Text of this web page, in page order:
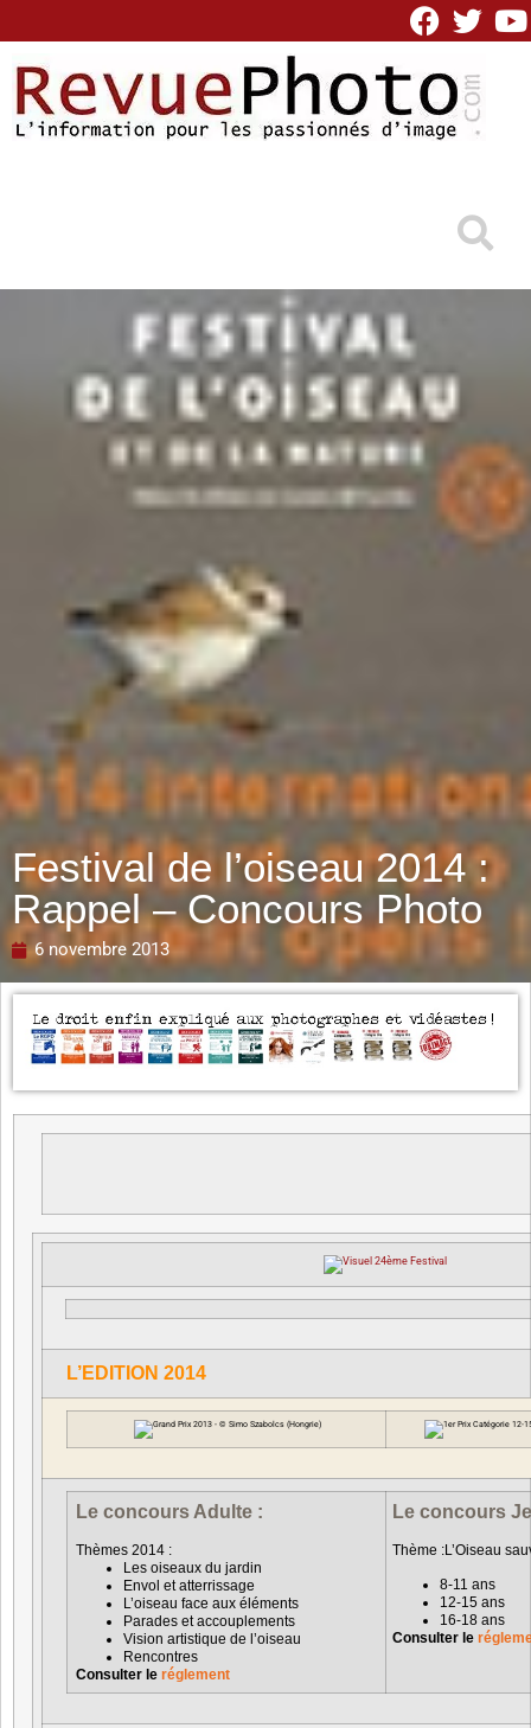
Festival de l’oiseau 2014 :
Rappel – Concours Photo
6 novembre 2013
L’EDITION 2014
Le concours Adulte :
Thèmes 2014 :
Les oiseaux du jardin
Envol et atterrissage
L’oiseau face aux éléments
Parades et accouplements
Vision artistique de l’oiseau
Rencontres
Consulter le réglement
Le concours
Thème :L’Oiseau
8-11 ans
12-15 ans
16-18 ans
Consulter le